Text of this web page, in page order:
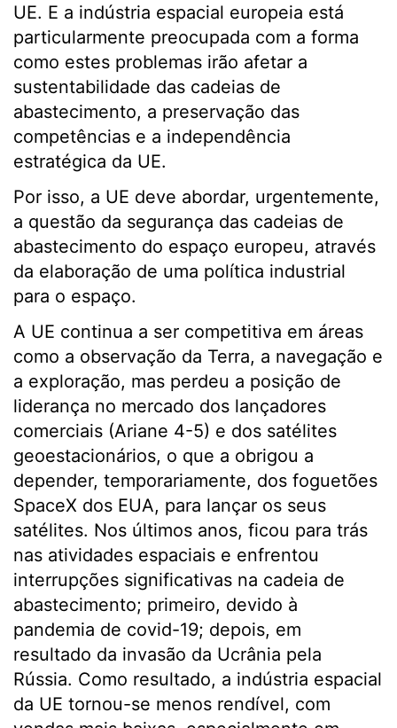
UE. E a indústria espacial europeia está
particularmente preocupada com a forma
como estes problemas irão afetar a
sustentabilidade das cadeias de
abastecimento, a preservação das
competências e a independência
estratégica da UE.
Por isso, a UE deve abordar, urgentemente,
a questão da segurança das cadeias de
abastecimento do espaço europeu, através
da elaboração de uma política industrial
para o espaço.
A UE continua a ser competitiva em áreas
como a observação da Terra, a navegação e
a exploração, mas perdeu a posição de
liderança no mercado dos lançadores
comerciais (Ariane 4-5) e dos satélites
geoestacionários, o que a obrigou a
depender, temporariamente, dos foguetões
SpaceX dos EUA, para lançar os seus
satélites. Nos últimos anos, ficou para trás
nas atividades espaciais e enfrentou
interrupções significativas na cadeia de
abastecimento; primeiro, devido à
pandemia de covid-19; depois, em
resultado da invasão da Ucrânia pela
Rússia. Como resultado, a indústria espacial
da UE tornou-se menos rendível, com